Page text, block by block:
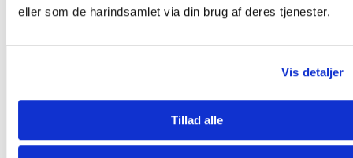
eller som de harindsamlet via din brug af deres tjenester.
Vis detaljer
Tillad alle